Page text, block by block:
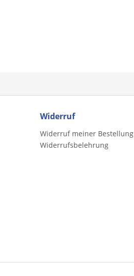
Widerruf
Widerruf meiner Bestellung
Widerrufsbelehrung